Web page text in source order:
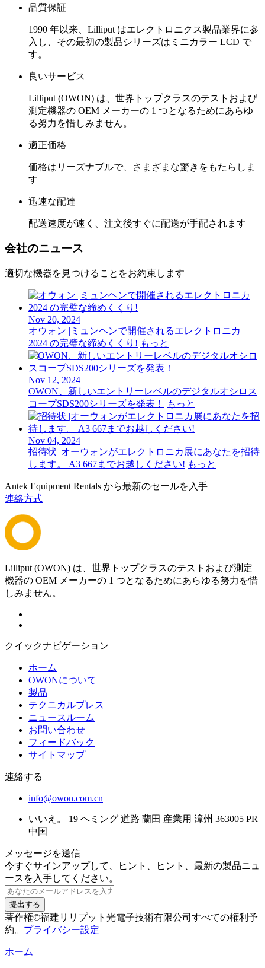
品質保証
1990 年以来、Lilliput はエレクトロニクス製品業界に参
入し、その最初の製品シリーズはミニカラー LCD で
す。
良いサービス
Lilliput (OWON) は、世界トップクラスのテストおよび
測定機器の OEM メーカーの 1 つとなるためにあらゆ
る努力を惜しみません。
適正価格
価格はリーズナブルで、さまざまな驚きをもたらしま
す
迅速な配達
配送速度が速く、注文後すぐに配送が手配されます
会社のニュース
適切な機器を見つけることをお約束します
Nov 20, 2024
オウォン |ミュンヘンで開催されるエレクトロニカ
2024 の完璧な締めくくり! もっと
Nov 12, 2024
OWON、新しいエントリーレベルのデジタルオシロス
コープSDS200シリーズを発表！
もっと
Nov 04, 2024
招待状 |オーウォンがエレクトロニカ展にあなたを招待
します。 A3 667までお越しください! もっと
Antek Equipment Rentals から最新のセールを入手
連絡方式
Lilliput (OWON) は、世界トップクラスのテストおよび測定
機器の OEM メーカーの 1 つとなるためにあらゆる努力を惜
しみません。
クイックナビゲーション
ホーム
OWONについて
製品
テクニカルプレス
ニュースルーム
お問い合わせ
フィードバック
サイトマップ
連絡する
info@owon.com.cn
いいえ。 19 ヘミング 道路 蘭田 産業用 漳州 363005 PR
中国
メッセージを送信
今すぐサインアップして、ヒント、ヒント、最新の製品ニュ
ースを入手してください。
提出する
著作権©福建リリプット光電子技術有限公司すべての権利予
約。 プライバシー設定
ホーム